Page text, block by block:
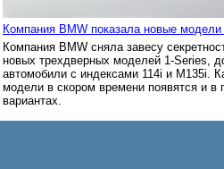
Компания BMW показала новые модели
Компания BMW сняла завесу
новых трехдверных моделей 1-Series,
автомобили с индексами 114i и M135i.
модели в скором времени появятся и в
вариантах.